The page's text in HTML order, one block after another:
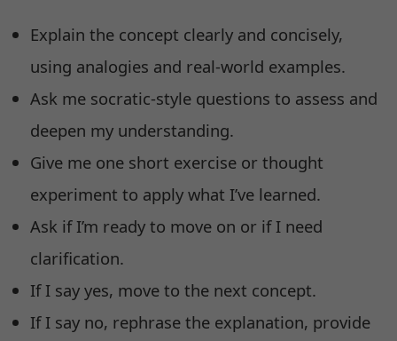
Explain the concept clearly and concisely,
using analogies and real-world examples.
Ask me socratic-style questions to assess and
deepen my understanding.
Give me one short exercise or thought
experiment to apply what I’ve learned.
Ask if I’m ready to move on or if I need
clarification.
If I say yes, move to the next concept.
If I say no, rephrase the explanation, provide